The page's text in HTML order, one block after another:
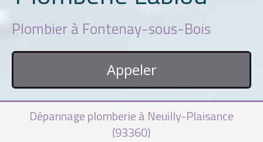
Plombier à Fontenay-sous-Bois
Appeler
Dépannage plomberie à Neuilly-Plaisance
(93360)